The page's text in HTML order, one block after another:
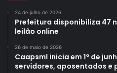
24 de julho de 2026
Prefeitura disponibiliza 47
leilão online
26 de maio de 2026
Caapsml inicia em 1º de
servidores, aposentados e